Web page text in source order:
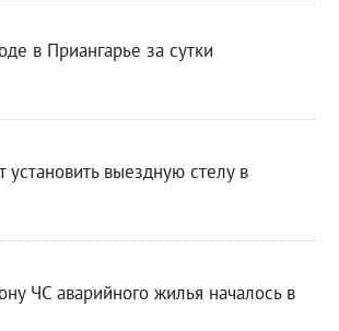
в Приангарье за сутки
выездную стелу в
ЧС аварийного жилья началось в